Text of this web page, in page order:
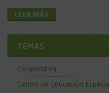
LEER MÁS
TEMAS
Cooperativa
Centro de Educación